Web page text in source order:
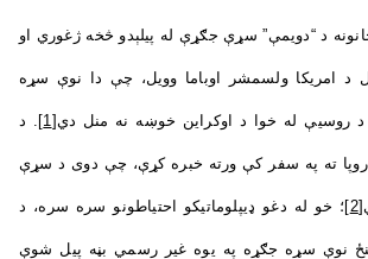
د “دویمې” سړې جګړې له پيلېدو څخه ژغوري او
امریکا ولسمشر اوباما وویل، چې دا نوې سړه
د روسیې له خوا د اوکراین خوښه نه منل دي[1] . د
اروپا ته په سفر کې ورته خبره کړې، چې دوی د سړې
[2] ؛ خو له دغو ډيپلوماتیکو احتیاطونو سره سره، د
نوې سړه جګړه په یوه غیر رسمي بڼه پيل شوې